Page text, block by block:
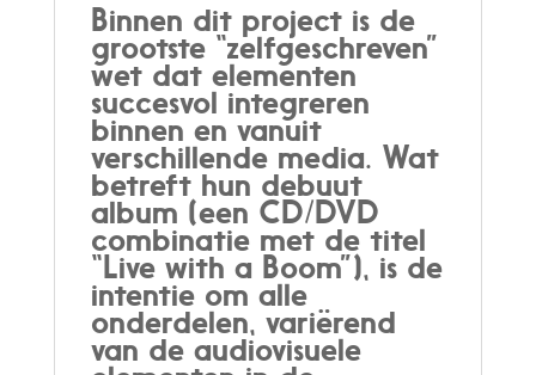
Binnen dit project is de
grootste “zelfgeschreven”
wet dat elementen
succesvol integreren
binnen en vanuit
verschillende media. Wat
betreft hun debuut
album (een CD/DVD
combinatie met de titel
“Live with a Boom”), is de
intentie om alle
onderdelen, variërend
van de audiovisuele